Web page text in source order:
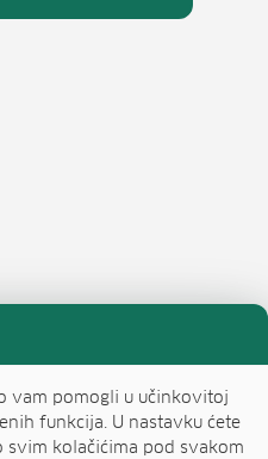
vam pomogli u učinkovitoj
funkcija. U nastavku ćete
kolačićima pod svakom